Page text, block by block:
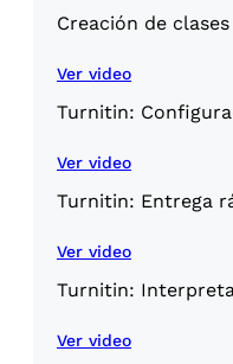
Creación de
Ver video
Turnitin:
Ver video
Turnitin: Entrega
Ver video
Turnitin:
Ver video